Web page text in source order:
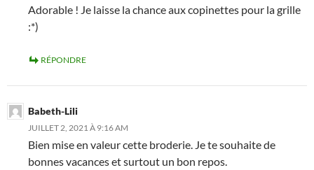
Adorable ! Je laisse la chance aux copinettes pour la grille
:*)
RÉPONDRE
Babeth-Lili
JUILLET 2, 2021 À 9:16 AM
Bien mise en valeur cette broderie. Je te souhaite de
bonnes vacances et surtout un bon repos.